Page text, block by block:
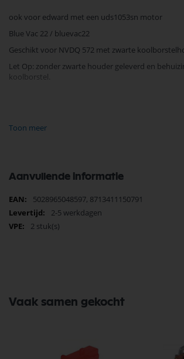
ook voor edward met een uds1053sn motor
Blue Vac 22 / bluevac22
Geschikt voor NVDQ 572 met zwarte
Let Op: zonder zwarte houder geleverd en
koolborstel.
Numatic koolborstel motor
Numatic Onderdelen
Koop nu de Numatic koolborstel oud model ES
oplossingen voor diverse toepassingen. Bij
een uitgebreid assortiment, scherpe prijzen, en
de kwaliteit en betrouwbaarheid van Numatic
Toon meer
Aanvullende informatie
Meer
informatie
5028965048597, 8713411150791
2-5 werkdagen
2 stuk(s)
Vaak samen gekocht